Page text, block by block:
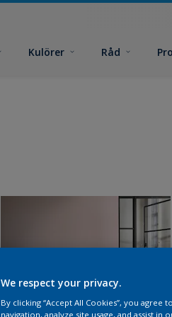
Kulörer Råd
We respect your privacy.
By clicking “Accept All Cookies”, you
navigation, analyze site usage, and assist in